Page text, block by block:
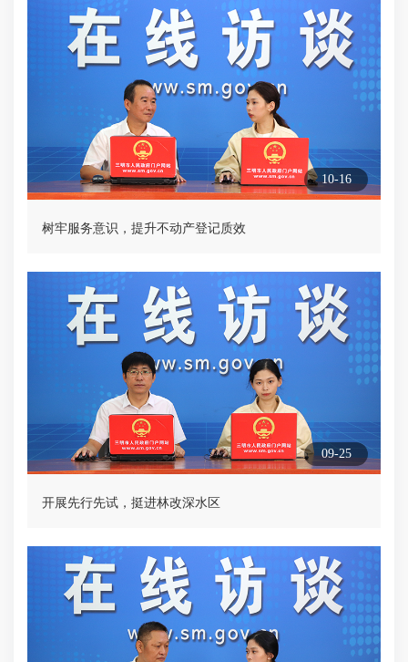
10-16
树牢服务意识，提升不动产登记质效
09-25
开展先行先试，挺进林改深水区